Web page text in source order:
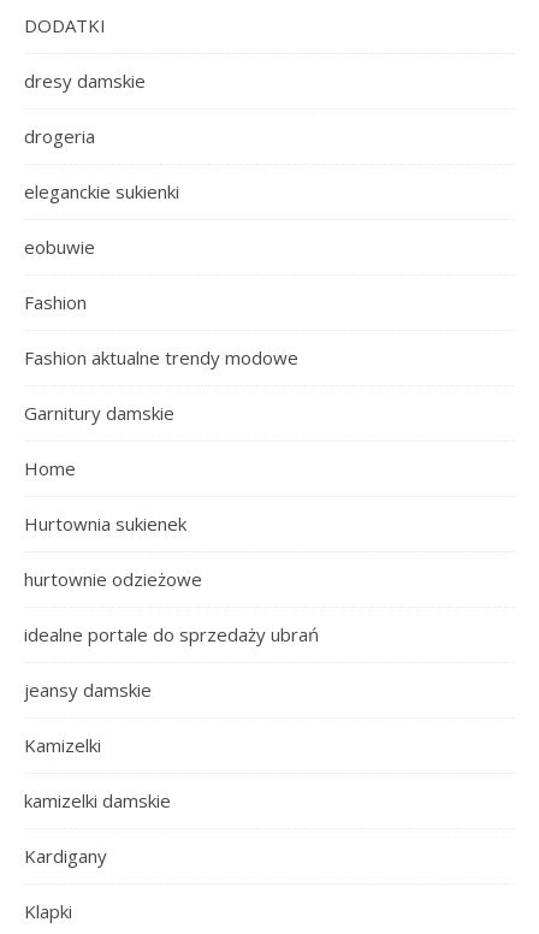
DODATKI
dresy damskie
drogeria
eleganckie sukienki
eobuwie
Fashion
Fashion aktualne trendy modowe
Garnitury damskie
Home
Hurtownia sukienek
hurtownie odzieżowe
idealne portale do sprzedaży ubrań
jeansy damskie
Kamizelki
kamizelki damskie
Kardigany
Klapki